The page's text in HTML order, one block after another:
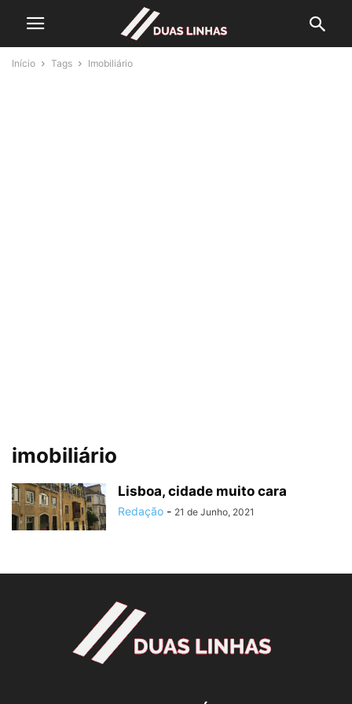
Início Tags Imobiliário
imobiliário
Lisboa, cidade muito cara
Redação - 21 de Junho, 2021